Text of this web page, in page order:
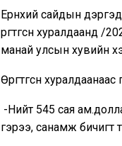
Ерөнхий сайдын
өргөтгөсөн хуралдаанд
манай улсын хувийн
Өргөтгөсөн
-Нийт 545 сая
гэрээ, санамж бичигт